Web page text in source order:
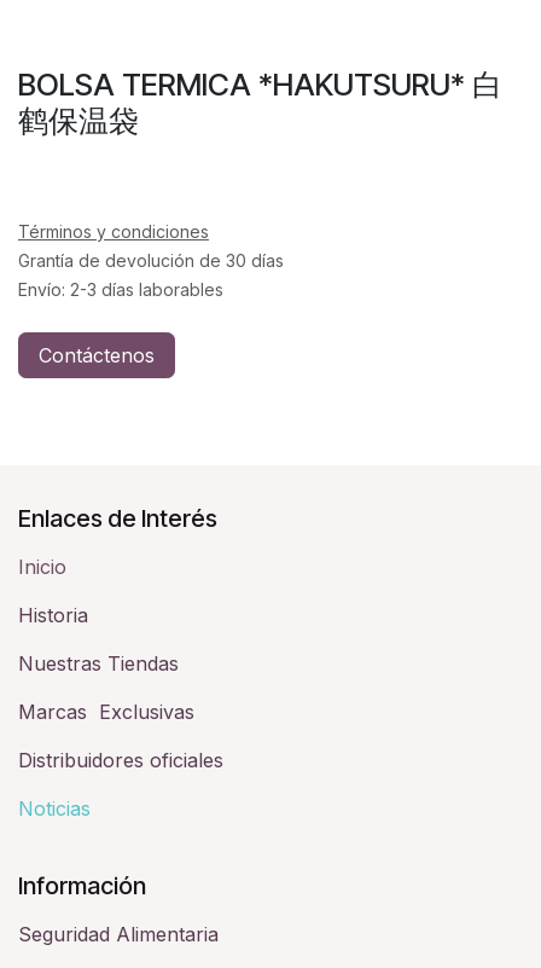
BOLSA TERMICA *HAKUTSURU* 白
鹤保温袋
Términos y condiciones
Grantía de devolución de 30 días
Envío: 2-3 días laborables
Contáctenos
Enlaces de Interés
Inicio
Historia​
Nuestras Tiendas
Marcas Exclusivas
Distribuidores oficiales
Noticias
Información
Seguridad Alimentaria